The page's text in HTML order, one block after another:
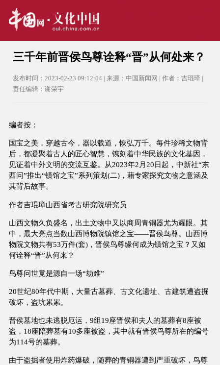
三千年前晋侯鸟尊诠释“晋”从何处来？
发布时间：2023-02-23 09:12:04 | 来源：中国新闻网 | 作者：吉琨璋 |
责任编辑：谢荣宇
编者按：
国宝之美，穿越古今，器以载道，恢弘万千。每件珍稀文物背
后，都凝聚着古人的匠心智慧，镌刻着中华民族的文化基因，
见证着中外文明的交流互鉴。从2023年2月20日起，中新社“东
西问”推出“镇馆之宝”系列策划(二)，藉专家探究文物之意涵及
其背后故事。
作者吉琨璋山西省考古研究院研究员
山西文物久负盛名，出土文物中又以商周青铜器尤为耀眼。其
中，最大亮点当数山西博物院镇馆之宝——晋侯鸟尊。山西博
物院文物共有53万件(套)，晋侯鸟尊缘何成为镇馆之宝？又如
何诠释“晋”从何来？
鸟尊问世竟是源自一场“劫难”
20世纪80年代中期，大量古墓葬、古文化遗址、古建筑遭盗掘
破坏，盗坑累累。
晋侯墓地也未逃脱厄运，9组19座晋侯和夫人的墓葬有8座被
盗，18座陪葬墓有10多座被盗，其中就有晋侯鸟尊所在的编号
为114号的墓葬。
由于盗掘者使用炸药爆破，随葬的青铜器遭到严重破坏，鸟尊